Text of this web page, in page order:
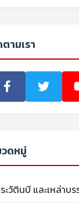
ามเรา
ดหมู่
ะวัตินบี และเหล่าบ